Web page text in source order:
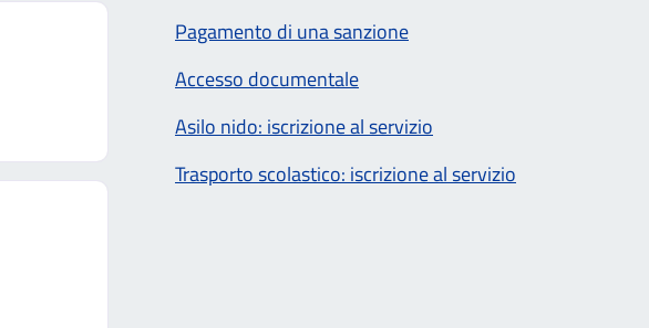
Pagamento di una sanzione
Accesso documentale
Asilo nido: iscrizione al servizio
Trasporto scolastico: iscrizione al servizio